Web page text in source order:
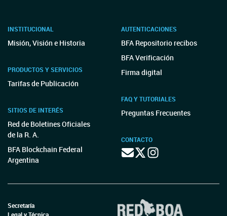
INSTITUCIONAL
Misión, Visión e Historia
PRODUCTOS Y SERVICIOS
Tarifas de Publicación
SITIOS DE INTERÉS
Red de Boletines Oficiales
de la R. A.
BFA Blockchain Federal
Argentina
AUTENTICACIONES
BFA Repositorio recibos
BFA Verificación
Firma digital
FAQ Y TUTORIALES
Preguntas Frecuentes
CONTACTO
Secretaría